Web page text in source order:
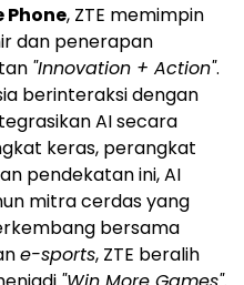
, ZTE memimpin
dan penerapan
"Innovation + Action".
berinteraksi dengan
AI secara
keras, perangkat
pendekatan ini, AI
mitra cerdas yang
bersama
e-sports, ZTE beralih